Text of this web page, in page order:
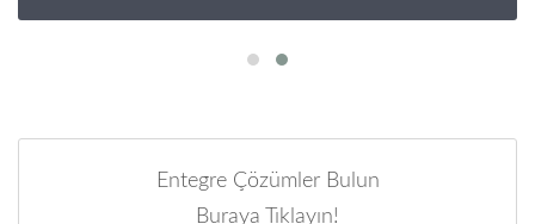
Entegre Çözümler Bulun
Buraya Tıklayın!